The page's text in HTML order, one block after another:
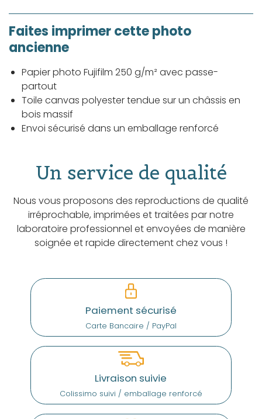
Faites imprimer cette photo
ancienne
Papier photo Fujifilm 250 g/m² avec passe-
partout
Toile canvas polyester tendue sur un châssis en
bois massif
Envoi sécurisé dans un emballage renforcé
Un service de qualité
Nous vous proposons des reproductions de qualité
irréprochable, imprimées et traitées par notre
laboratoire professionnel et envoyées de manière
soignée et rapide directement chez vous !
Paiement sécurisé
Carte Bancaire / PayPal
Livraison suivie
Colissimo suivi / emballage renforcé